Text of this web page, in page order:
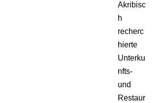
Akribisc
h
recherc
hierte
Unterku
nfts-
und
Restaur